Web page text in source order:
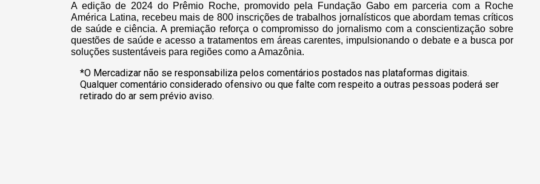
A edição de 2024 do Prêmio Roche, promovido pela Fundação Gabo em parceria com a Roche
América Latina, recebeu mais de 800 inscrições de trabalhos jornalísticos que abordam temas críticos
de saúde e ciência. A premiação reforça o compromisso do jornalismo com a conscientização sobre
questões de saúde e acesso a tratamentos em áreas carentes, impulsionando o debate e a busca por
soluções sustentáveis para regiões como a Amazônia.
*O Mercadizar não se responsabiliza pelos comentários postados nas plataformas digitais.
Qualquer comentário considerado ofensivo ou que falte com respeito a outras pessoas poderá ser
retirado do ar sem prévio aviso.